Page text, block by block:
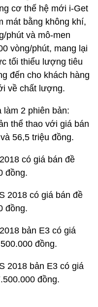
cơ thế hệ mới i-Get
mát bằng không khí,
phút và mô-men
vòng/phút, mang lại
tối thiểu lượng tiêu
đến cho khách hàng
về chất lượng.
làm 2 phiên bản:
thể thao với giá bán
56,5 triệu đồng.
có giá bán đề
đồng.
2018 có giá bán đề
đồng.
bản E3 có giá
đồng.
2018 bản E3 có giá
đồng.